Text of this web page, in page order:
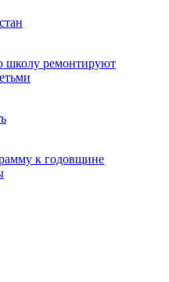
школу ремонтируют
к годовщине